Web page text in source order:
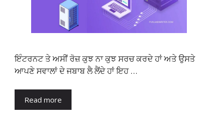
ਇੰਟਰਨਟ ਤੇ ਅਸੀਂ ਰੋਜ਼ ਕੁਝ ਨਾ ਕੁਝ ਸਰਚ ਕਰਦੇ ਹਾਂ ਅਤੇ ਉਸਤੇ
ਆਪਣੇ ਸਵਾਲਾਂ ਦੇ ਜਬਾਬ ਲੈ ਲੈਂਦੇ ਹਾਂ ਇਹ …
Read more